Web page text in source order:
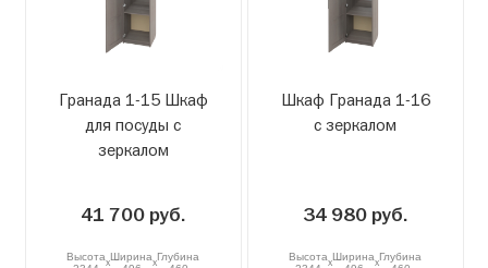
Гранада 1-15 Шкаф
для посуды с
зеркалом
41 700 руб.
ВысотаxШиринаxГлубина
Шкаф Гранада 1-16
с зеркалом
34 980 руб.
ВысотаxШиринаxГлубина